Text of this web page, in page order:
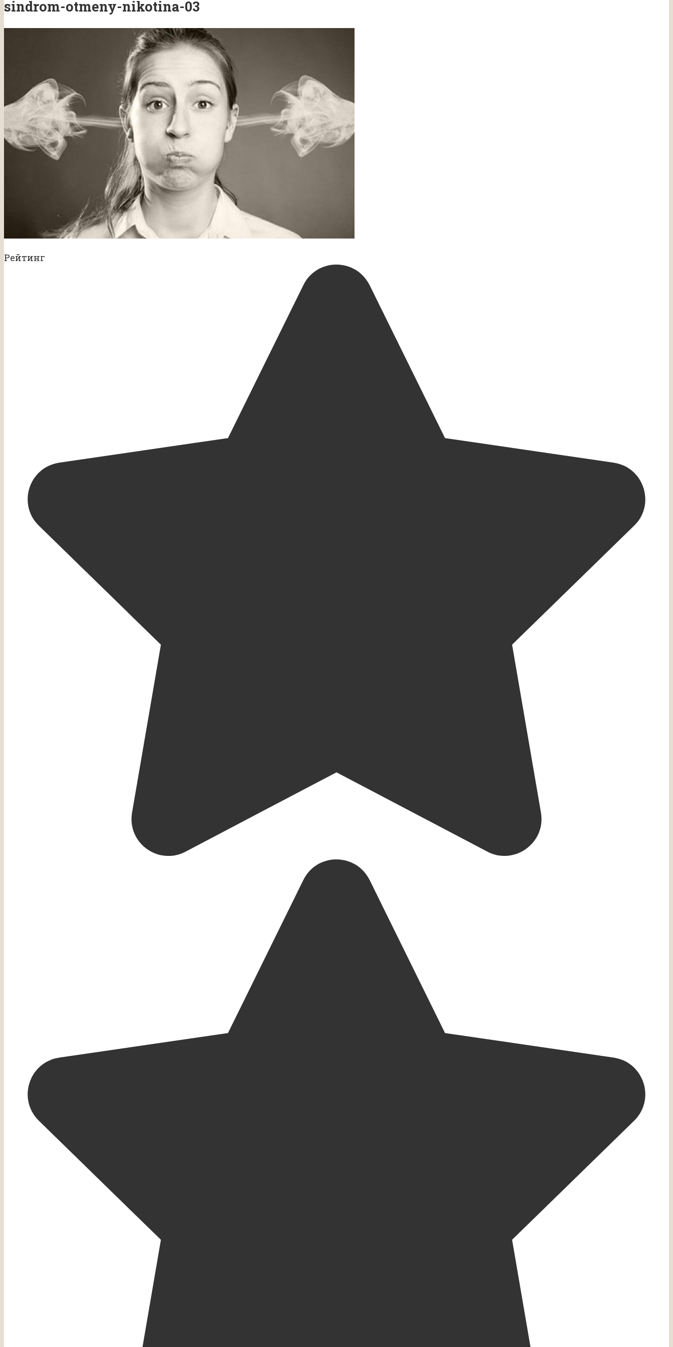
sindrom-otmeny-nikotina-03
Рейтинг